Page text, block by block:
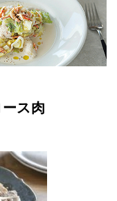
ス肉